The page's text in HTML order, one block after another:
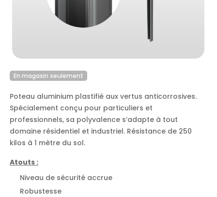
En magasin seulement
Poteau aluminium plastifié aux vertus anticorrosives.
Spécialement conçu pour particuliers et
professionnels, sa polyvalence s’adapte à tout
domaine résidentiel et industriel. Résistance de 250
kilos à 1 mètre du sol.
Atouts :
Niveau de sécurité accrue
Robustesse